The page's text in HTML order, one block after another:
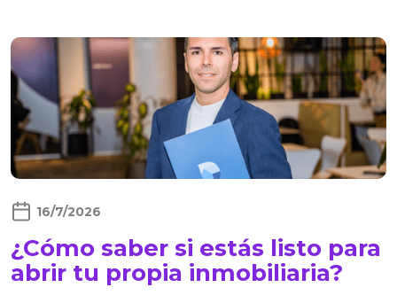
16/7/2026
¿Cómo saber si estás listo para
abrir tu propia inmobiliaria?